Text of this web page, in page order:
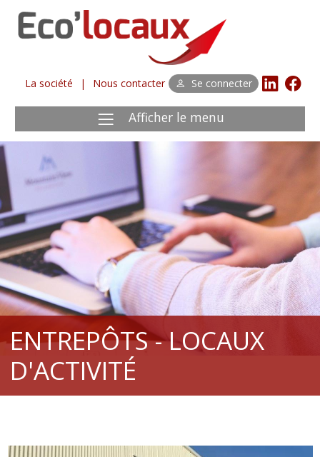
La société | Nous contacter Se connecter
Afficher le menu
ENTREPÔTS - LOCAUX
D'ACTIVITÉ